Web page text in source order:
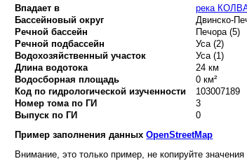
Впадает в
река
Бассейновый округ
Двинско-
Речной бассейн
Печора (5)
Речной подбассейн
Уса (2)
Водохозяйственный участок
Уса (1)
Длина водотока
24 км
Водосборная площадь
0 км²
Код по гидрологической изученности
103007189
Номер тома по ГИ
3
Выпуск по ГИ
0
Пример заполнения данныхOpenStreetMap
Внимание, это только пример, не копируйте значения